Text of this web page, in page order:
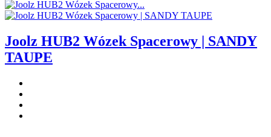
Joolz HUB2 Wózek Spacerowy | SANDY
TAUPE